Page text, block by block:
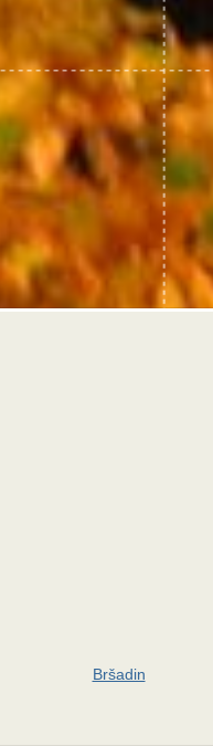
Bršadin